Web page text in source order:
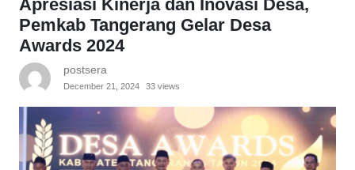
Apresiasi Kinerja dan Inovasi Desa,
Pemkab Tangerang Gelar Desa
Awards 2024
postsera
December 21, 2024 33 views